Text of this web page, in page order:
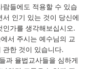
람들에도 적용할 수 있습
인기 있는 것이 당신에
가를 생각해보십시오.
서 주시는 예수님의 교
관한 것이 있습니다.
과 율법교사들을 심하게